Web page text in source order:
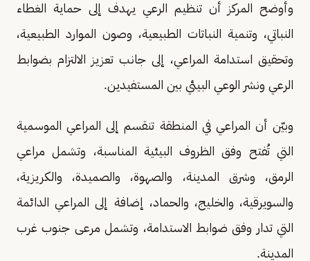
وأوضح المركز أن تنظيم الرعي يهدف إلى حماية الغطاء
النباتي، وتنمية النباتات الطبيعية، وصون الموارد الطبيعية،
وتحقيق استدامة المراعي، إلى جانب تعزيز الالتزام بضوابط
الرعي ونشر الوعي البيئي بين المستفيدين.
وبيّن أن المراعي في المنطقة تنقسم إلى المراعي الموسمية
التي تُفتح وفق الظروف البيئية المناسبة، وتشمل مراعي
الرمق، وشرق المدينة، والصهوة، والصميدة، والكريزية،
والسويرقية، والخليج، والحماد، إضافة إلى المراعي الدائمة
التي تدار وفق ضوابط الاستدامة، وتشمل مرعى جنوب غرب
المدينة.